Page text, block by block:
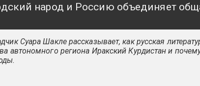
народ и Россию объединяет
Суара Шакле рассказывает, как русская
автономного региона Иракский Курдистан и